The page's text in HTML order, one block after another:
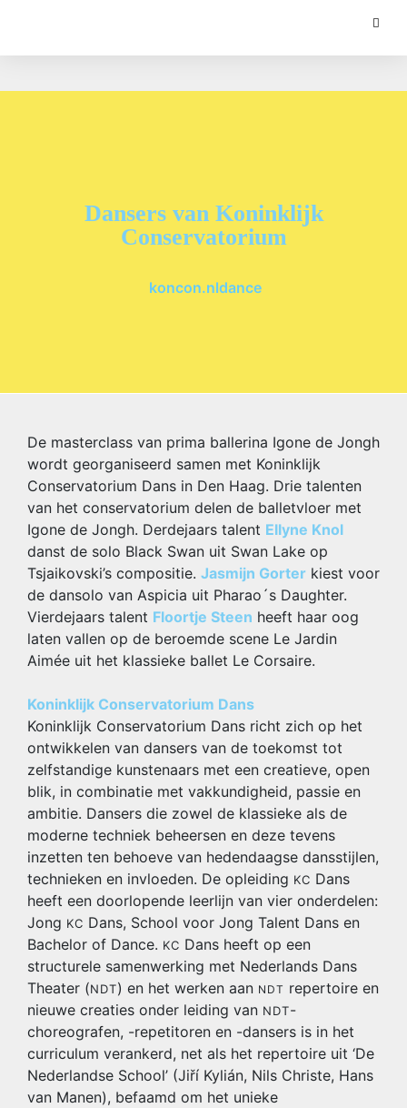
Dansers van Koninklijk
Conservatorium
koncon.nldance
De masterclass van prima ballerina Igone de Jongh
wordt georganiseerd samen met Koninklijk
Conservatorium Dans in Den Haag. Drie talenten
van het conservatorium delen de balletvloer met
Igone de Jongh. Derdejaars talent Ellyne Knol
danst de solo Black Swan uit Swan Lake op
Tsjaikovski’s compositie. Jasmijn Gorter kiest voor
de dansolo van Aspicia uit Pharao´s Daughter.
Vierdejaars talent Floortje Steen heeft haar oog
laten vallen op de beroemde scene Le Jardin
Aimée uit het klassieke ballet Le Corsaire.
Koninklijk Conservatorium Dans
Koninklijk Conservatorium Dans richt zich op het
ontwikkelen van dansers van de toekomst tot
zelfstandige kunstenaars met een creatieve, open
blik, in combinatie met vakkundigheid, passie en
ambitie. Dansers die zowel de klassieke als de
moderne techniek beheersen en deze tevens
inzetten ten behoeve van hedendaagse dansstijlen,
technieken en invloeden. De opleiding KC Dans
heeft een doorlopende leerlijn van vier onderdelen:
Jong KC Dans, School voor Jong Talent Dans en
Bachelor of Dance. KC Dans heeft op een
structurele samenwerking met Nederlands Dans
Theater (NDT) en het werken aan NDT repertoire en
nieuwe creaties onder leiding van NDT-
choreografen, -repetitoren en -dansers is in het
curriculum verankerd, net als het repertoire uit ‘De
Nederlandse School’ (Jiří Kylián, Nils Christe, Hans
van Manen), befaamd om het unieke